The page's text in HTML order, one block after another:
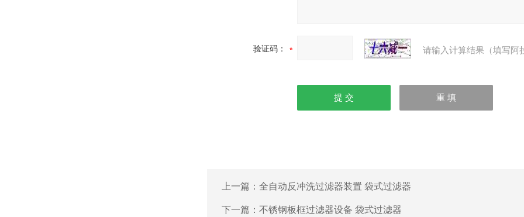
验证码： 请输入计算结果（填写阿
上一篇： 全自动反冲洗过滤器装置 袋式过滤器
下一篇： 不锈钢板框过滤器设备 袋式过滤器